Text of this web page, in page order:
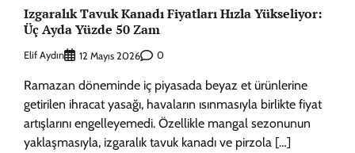
Izgaralık Tavuk Kanadı Fiyatları Hızla Yükseliyor:
Üç Ayda Yüzde 50 Zam
Elif Aydın 12 Mayıs 2026 0
Ramazan döneminde iç piyasada beyaz et ürünlerine
getirilen ihracat yasağı, havaların ısınmasıyla birlikte fiyat
artışlarını engelleyemedi. Özellikle mangal sezonunun
yaklaşmasıyla, izgaralık tavuk kanadı ve pirzola […]